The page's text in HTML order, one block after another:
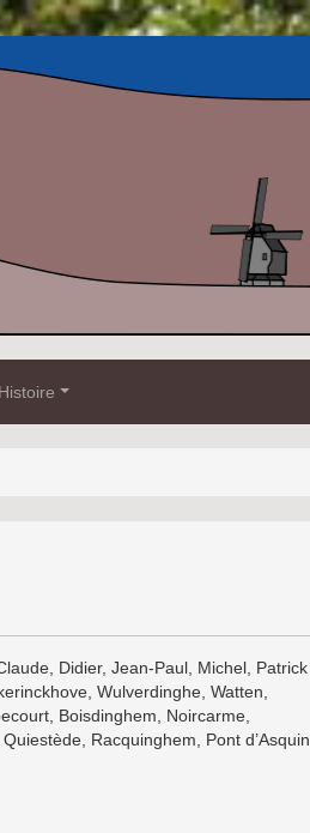
Histoire
Didier, Jean-Paul, Michel, Patrick
Wulverdinghe, Watten,
Boisdinghem, Noircarme,
Racquinghem, Pont d’Asquin,